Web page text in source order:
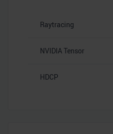
Raytracing
NVIDIA Tensor
HDCP